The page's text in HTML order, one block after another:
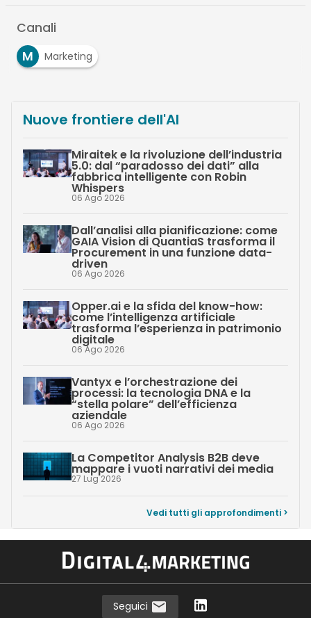
Canali
M
Marketing
Nuove frontiere dell'AI
Miraitek e la rivoluzione dell’industria
5.0: dal “paradosso dei dati” alla
fabbrica intelligente con Robin
Whispers
06 Ago 2026
Dall’analisi alla pianificazione: come
GAIA Vision di QuantiaS trasforma il
Procurement in una funzione data-
driven
06 Ago 2026
Opper.ai e la sfida del know-how:
come l’intelligenza artificiale
trasforma l’esperienza in patrimonio
digitale
06 Ago 2026
Vantyx e l’orchestrazione dei
processi: la tecnologia DNA e la
“stella polare” dell’efficienza
aziendale
06 Ago 2026
La Competitor Analysis B2B deve
mappare i vuoti narrativi dei media
27 Lug 2026
Vedi tutti gli approfondimenti >
Seguici